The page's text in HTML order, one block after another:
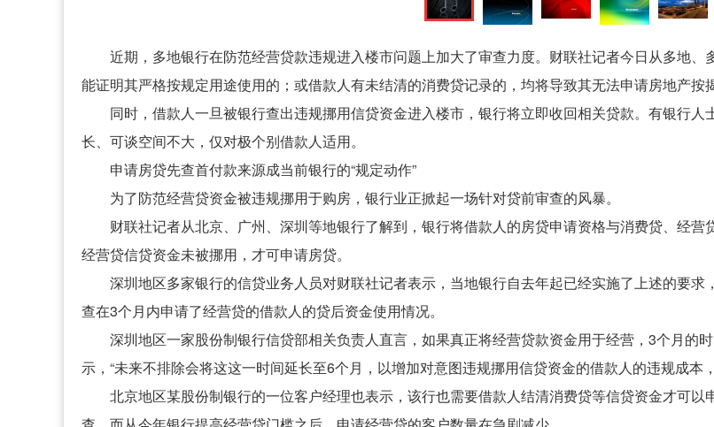
近期，多地银行在防范经营贷款违规进入楼市问题上加大了审查力度。财联社记者今日从多地
能证明其严格按规定用途使用的；或借款人有未结清的消费贷记录的，均将导致其无法申请房地产按
同时，借款人一旦被银行查出违规挪用信贷资金进入楼市，银行将立即收回相关贷款。有银行人
长、可谈空间不大，仅对极个别借款人适用。
申请房贷先查首付款来源成当前银行的“规定动作”
为了防范经营贷资金被违规挪用于购房，银行业正掀起一场针对贷前审查的风暴。
财联社记者从北京、广州、深圳等地银行了解到，银行将借款人的房贷申请资格与消费贷、经
经营贷信贷资金未被挪用，才可申请房贷。
深圳地区多家银行的信贷业务人员对财联社记者表示，当地银行自去年起已经实施了上述的要
查在3个月内申请了经营贷的借款人的贷后资金使用情况。
深圳地区一家股份制银行信贷部相关负责人直言，如果真正将经营贷款资金用于经营，3个月的
示，“未来不排除会将这这一时间延长至6个月，以增加对意图违规挪用信贷资金的借款人的违规成本
北京地区某股份制银行的一位客户经理也表示，该行也需要借款人结清消费贷等信贷资金才可